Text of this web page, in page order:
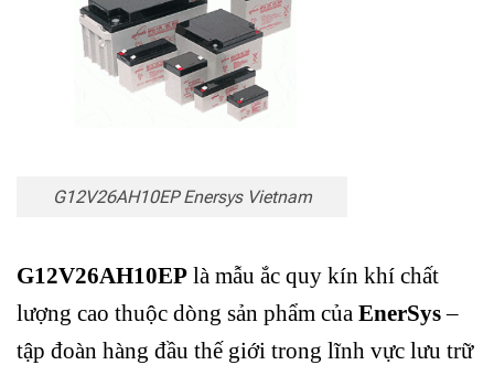
G12V26AH10EP Enersys Vietnam
G12V26AH10EP là mẫu ắc quy kín khí chất
lượng cao thuộc dòng sản phẩm của EnerSys–
tập đoàn hàng đầu thế giới trong lĩnh vực lưu trữ